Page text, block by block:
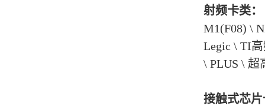
射频卡类：
M1(F08) \
Legic \ TI高
\ PLUS \ 超
接触式芯